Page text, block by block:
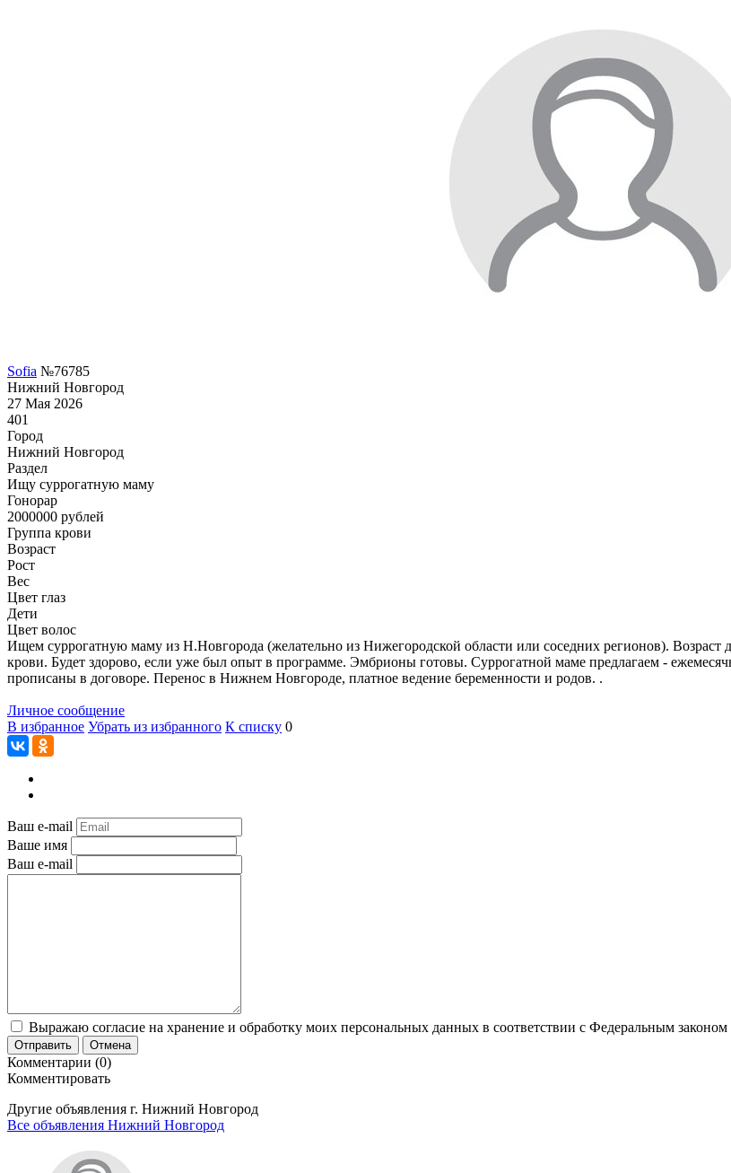
Sofia №76785
Нижний Новгород
27 Мая 2026
401
Город
Нижний Новгород
Раздел
Ищу суррогатную маму
Гонoрар
2000000 рублей
Группа крови
Возраст
Рост
Вес
Цвет глаз
Дети
Цвет волос
Ищем суррогатную маму из Н.Новгорода (желательно из Нижегородской области или соседних регионов). Возраст
крови. Будет здорово, если уже был опыт в программе. Эмбрионы готовы. Суррогатной маме предлагаем -
прописаны в договоре. Перенос в Нижнем Новгороде, платное ведение беременности и родов. .
Личное сообщение
В избранное Убрать из избранного К списку 0
Ваш e-mail
Ваше имя
Ваш e-mail
Выражаю согласие на хранение и обработку моих персональных данных в соответствии с Федеральным
Отправить Отмена
Комментарии (0)
Комментировать
Другие объявления г. Нижний Новгород
Все объявления Нижний Новгород